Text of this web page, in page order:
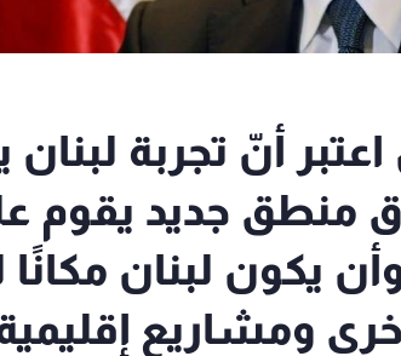
أنّ تجربة
منطق جديد يقوم
يكون لبنان مكانًا
ومشاريع